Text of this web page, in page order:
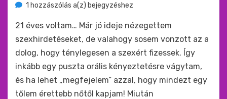
bymonkey
1 hozzászólás a(z) A
orálszex
gyönyörei
bejegyzéshez
21 éves voltam… Már jó ideje nézegettem
szexhirdetéseket, de valahogy sosem vonzott az a
dolog, hogy ténylegesen a szexért fizessek. Így
inkább egy puszta orális kényeztetésre vágytam,
és ha lehet „megfejelem” azzal, hogy mindezt egy
tőlem érettebb nőtől kapjam! Miután